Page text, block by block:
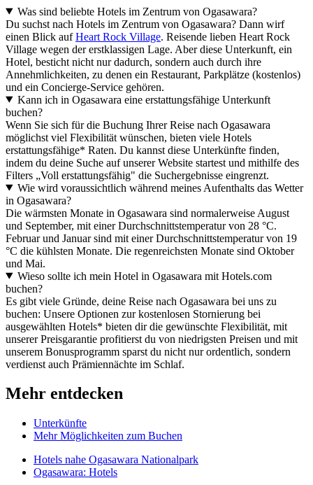
Was sind beliebte Hotels im Zentrum von Ogasawara?
Du suchst nach Hotels im Zentrum von Ogasawara? Dann wirf
einen Blick aufHeart Rock Village. Reisende lieben Heart Rock
Village wegen der erstklassigen Lage. Aber diese Unterkunft, ein
Hotel, besticht nicht nur dadurch, sondern auch durch ihre
Annehmlichkeiten, zu denen ein Restaurant, Parkplätze (kostenlos)
und ein Concierge-Service gehören.
Kann ich in Ogasawara eine erstattungsfähige Unterkunft
buchen?
Wenn Sie sich für die Buchung Ihrer Reise nach Ogasawara
möglichst viel Flexibilität wünschen, bieten viele Hotels
erstattungsfähige* Raten. Du kannst diese Unterkünfte finden,
indem du deine Suche auf unserer Website startest und mithilfe des
Filters „Voll erstattungsfähig" die Suchergebnisse eingrenzt.
Wie wird voraussichtlich während meines Aufenthalts das Wetter
in Ogasawara?
Die wärmsten Monate in Ogasawara sind normalerweise August
und September, mit einer Durchschnittstemperatur von 28 °C.
Februar und Januar sind mit einer Durchschnittstemperatur von 19
°C die kühlsten Monate. Die regenreichsten Monate sind Oktober
und Mai.
Wieso sollte ich mein Hotel in Ogasawara mit Hotels.com
buchen?
Es gibt viele Gründe, deine Reise nach Ogasawara bei uns zu
buchen: Unsere Optionen zur kostenlosen Stornierung bei
ausgewählten Hotels* bieten dir die gewünschte Flexibilität, mit
unserer Preisgarantie profitierst du von niedrigsten Preisen und mit
unserem Bonusprogramm sparst du nicht nur ordentlich, sondern
verdienst auch Prämiennächte im Schlaf.
Mehr entdecken
Unterkünfte
Mehr Möglichkeiten zum Buchen
Hotels nahe Ogasawara Nationalpark
Ogasawara: Hotels